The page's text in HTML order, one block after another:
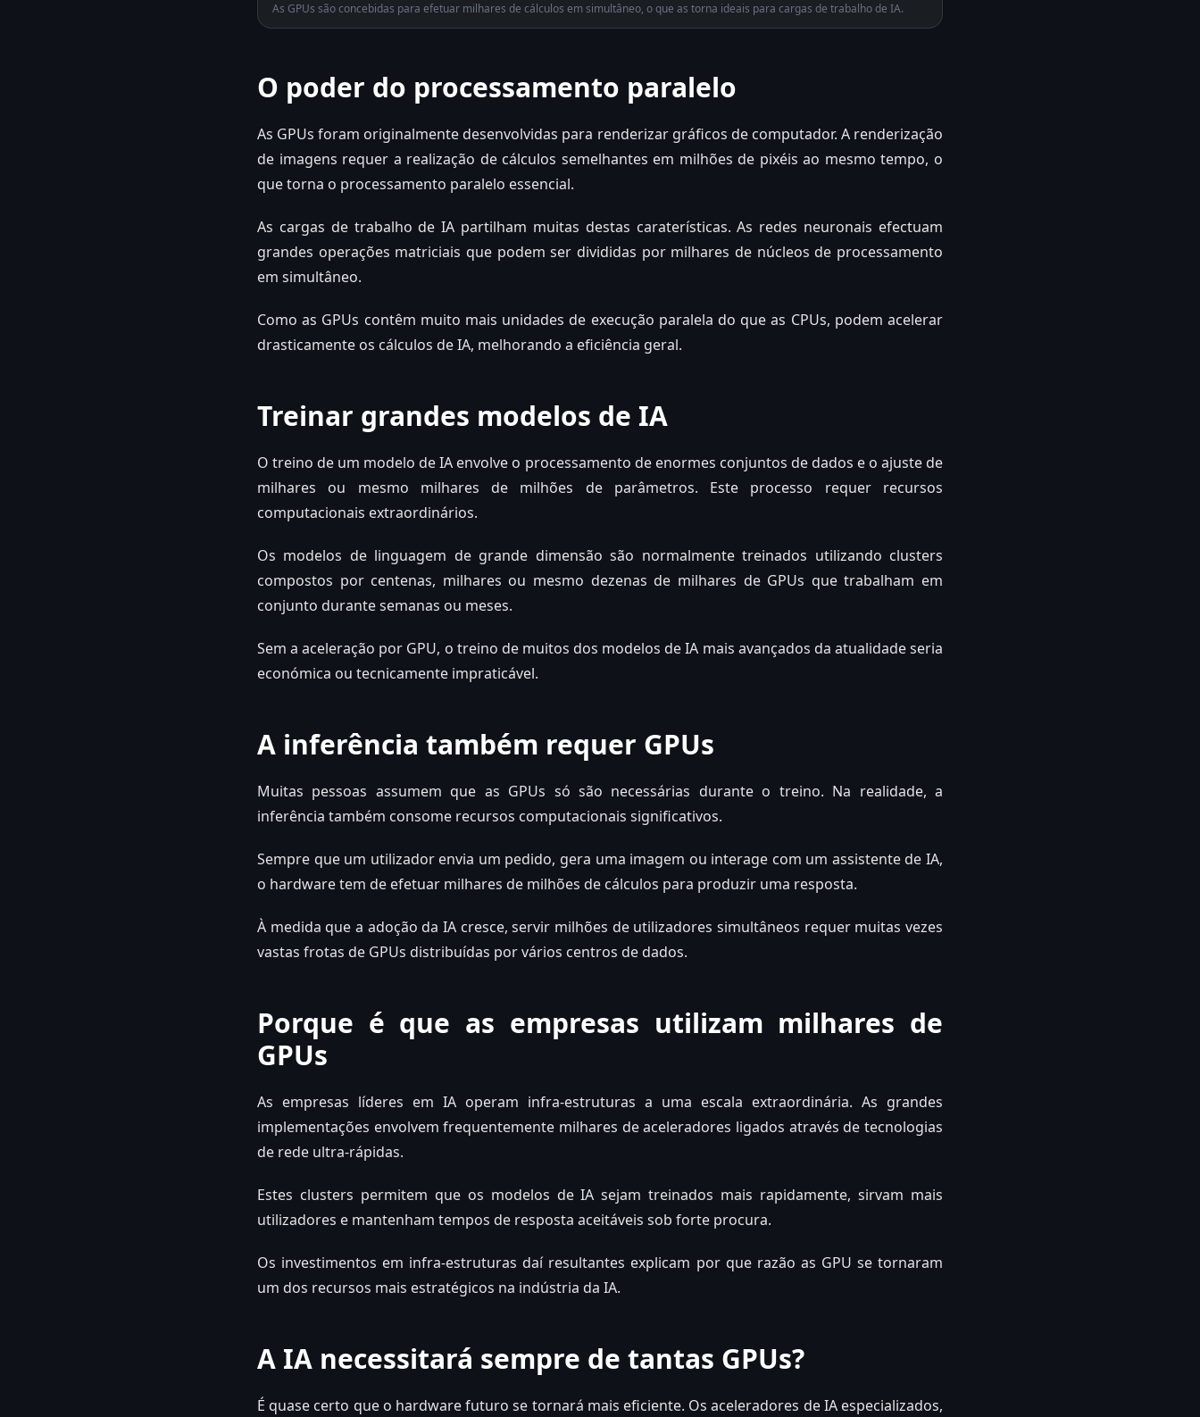
As GPUs são concebidas para efetuar milhares de cálculos em simultâneo, o que as torna ideais para cargas de trabalho de IA.
O poder do processamento paralelo
As GPUs foram originalmente desenvolvidas para renderizar gráficos de computador. A renderização
de imagens requer a realização de cálculos semelhantes em milhões de pixéis ao mesmo tempo, o
que torna o processamento paralelo essencial.
As cargas de trabalho de IA partilham muitas destas caraterísticas. As redes neuronais efectuam
grandes operações matriciais que podem ser divididas por milhares de núcleos de processamento
em simultâneo.
Como as GPUs contêm muito mais unidades de execução paralela do que as CPUs, podem acelerar
drasticamente os cálculos de IA, melhorando a eficiência geral.
Treinar grandes modelos de IA
O treino de um modelo de IA envolve o processamento de enormes conjuntos de dados e o ajuste de
milhares ou mesmo milhares de milhões de parâmetros. Este processo requer recursos
computacionais extraordinários.
Os modelos de linguagem de grande dimensão são normalmente treinados utilizando clusters
compostos por centenas, milhares ou mesmo dezenas de milhares de GPUs que trabalham em
conjunto durante semanas ou meses.
Sem a aceleração por GPU, o treino de muitos dos modelos de IA mais avançados da atualidade seria
económica ou tecnicamente impraticável.
A inferência também requer GPUs
Muitas pessoas assumem que as GPUs só são necessárias durante o treino. Na realidade, a
inferência também consome recursos computacionais significativos.
Sempre que um utilizador envia um pedido, gera uma imagem ou interage com um assistente de IA,
o hardware tem de efetuar milhares de milhões de cálculos para produzir uma resposta.
À medida que a adoção da IA cresce, servir milhões de utilizadores simultâneos requer muitas vezes
vastas frotas de GPUs distribuídas por vários centros de dados.
Porque é que as empresas utilizam milhares de
GPUs
As empresas líderes em IA operam infra-estruturas a uma escala extraordinária. As grandes
implementações envolvem frequentemente milhares de aceleradores ligados através de tecnologias
de rede ultra-rápidas.
Estes clusters permitem que os modelos de IA sejam treinados mais rapidamente, sirvam mais
utilizadores e mantenham tempos de resposta aceitáveis sob forte procura.
Os investimentos em infra-estruturas daí resultantes explicam por que razão as GPU se tornaram
um dos recursos mais estratégicos na indústria da IA.
A IA necessitará sempre de tantas GPUs?
É quase certo que o hardware futuro se tornará mais eficiente. Os aceleradores de IA especializados,